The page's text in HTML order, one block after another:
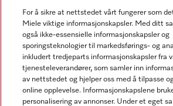
Nyhetsbrev
For å sikre at nettstedet vårt fungerer som
Miele viktige informasjonskapsler. Med ditt
også ikke-essensielle informasjonskapsler og
sporingsteknologier til markedsførings- og
inkludert tredjeparts informasjonskapsler fra
tjenesteleverandører, som samler inn
av nettstedet og hjelper oss med å tilpasse
online opplevelse. Informasjonskapslene
personalisering av annonser. Under et eget